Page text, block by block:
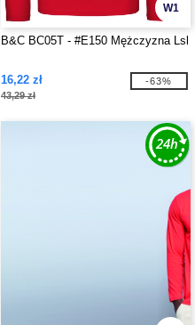
W1
B&C BC05T - #E150 Mężczyzna Lsl
16,22 zł
43,29 zł
-63%